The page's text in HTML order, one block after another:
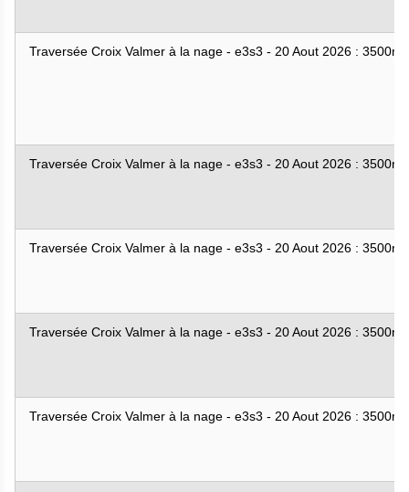
Traversée Croix Valmer à la nage - e3s3 - 20 Aout 2026 : 3500m
Traversée Croix Valmer à la nage - e3s3 - 20 Aout 2026 : 3500m
Traversée Croix Valmer à la nage - e3s3 - 20 Aout 2026 : 3500m
Traversée Croix Valmer à la nage - e3s3 - 20 Aout 2026 : 3500m
Traversée Croix Valmer à la nage - e3s3 - 20 Aout 2026 : 3500m